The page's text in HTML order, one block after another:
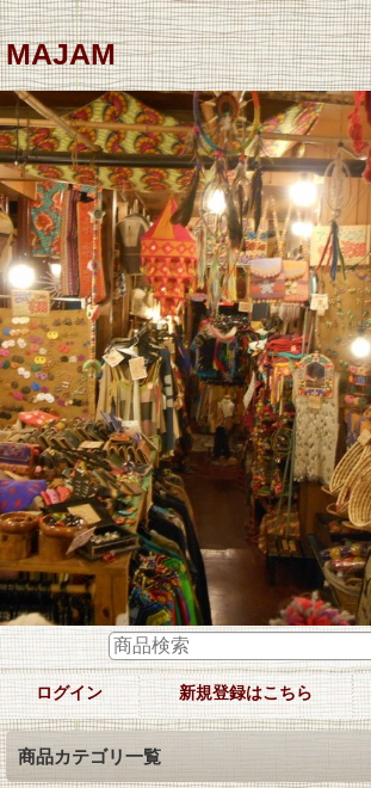
MAJAM
ログイン 新規登録はこちら
商品カテゴリ一覧